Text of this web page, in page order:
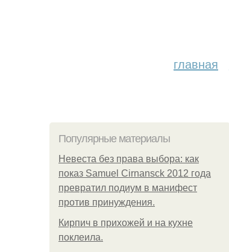
главная
Популярные материалы
Невеста без права выбора: как
показ Samuel Cirnansck 2012 года
превратил подиум в манифест
против принуждения.
Кирпич в прихожей и на кухне
поклеила.